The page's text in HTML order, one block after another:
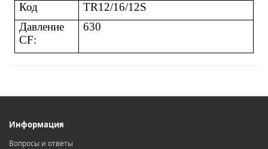
Код
TR12/16/12S
Давление
CF:
630
Информация
Вопросы и ответы